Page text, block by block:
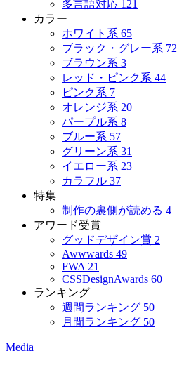
多言語対応 121
カラー
ホワイト系 65
ブラック・グレー系 72
ブラウン系 3
レッド・ピンク系 44
ピンク系 7
オレンジ系 20
パープル系 8
ブルー系 57
グリーン系 31
イエロー系 23
カラフル 37
特集
制作の裏側が読める 4
アワード受賞
グッドデザイン賞 2
Awwwards 49
FWA 21
CSSDesignAwards 60
ランキング
週間ランキング 50
月間ランキング 50
Media